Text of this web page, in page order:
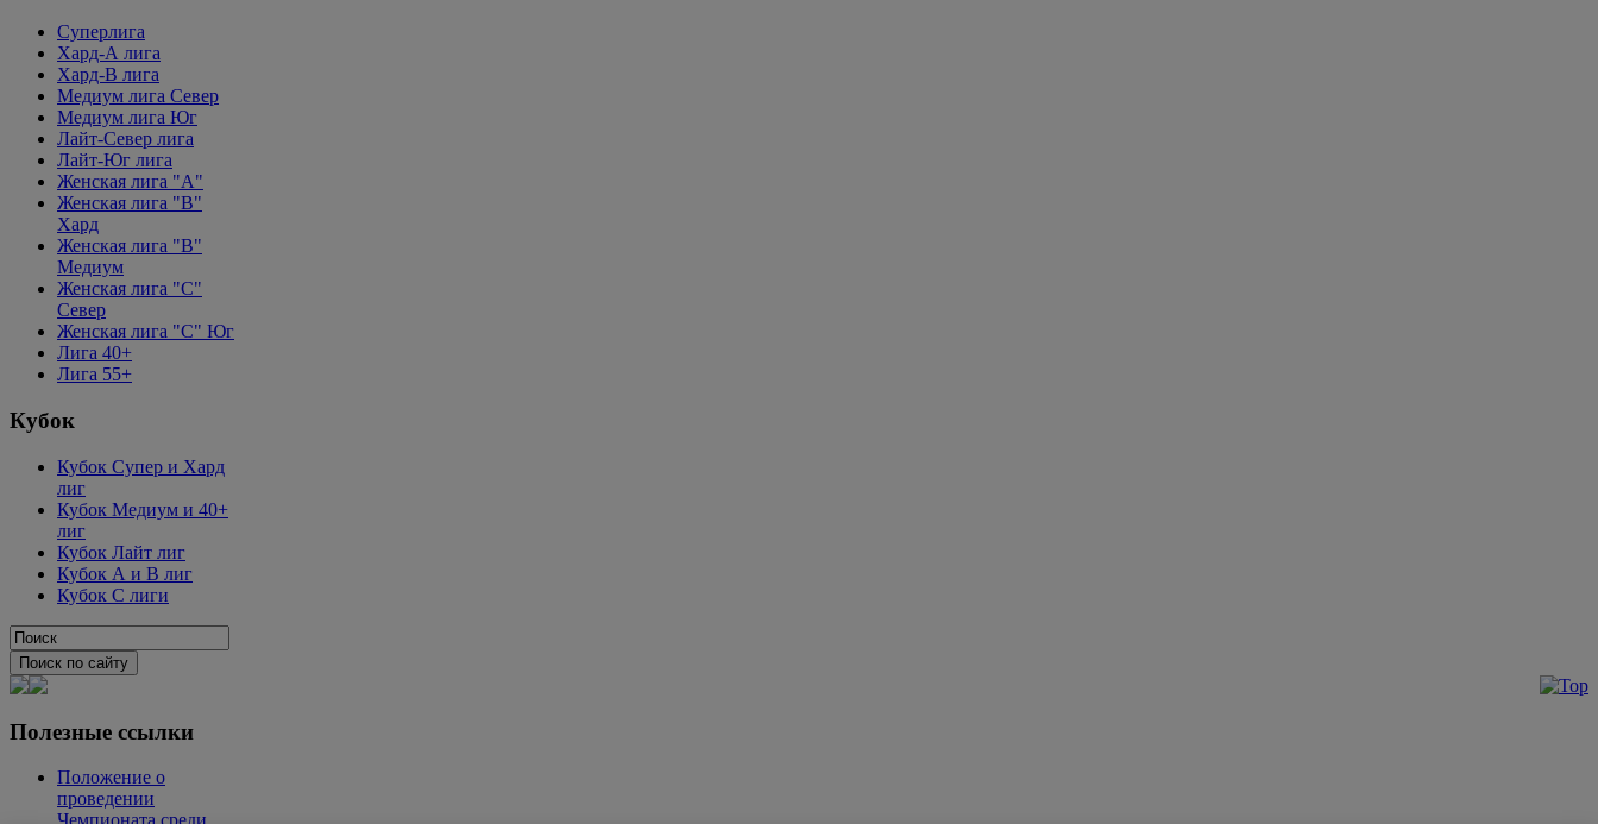
Суперлига
Хард-А лига
Хард-В лига
Медиум лига Север
Медиум лига Юг
Лайт-Север лига
Лайт-Юг лига
Женская лига "А"
Женская лига "В"
Хард
Женская лига "В"
Медиум
Женская лига "C"
Север
Женская лига "C" Юг
Лига 40+
Лига 55+
Кубок
Кубок Супер и Хард
лиг
Кубок Медиум и 40+
лиг
Кубок Лайт лиг
Кубок А и В лиг
Кубок С лиги
Полезные ссылки
Положение о
проведении